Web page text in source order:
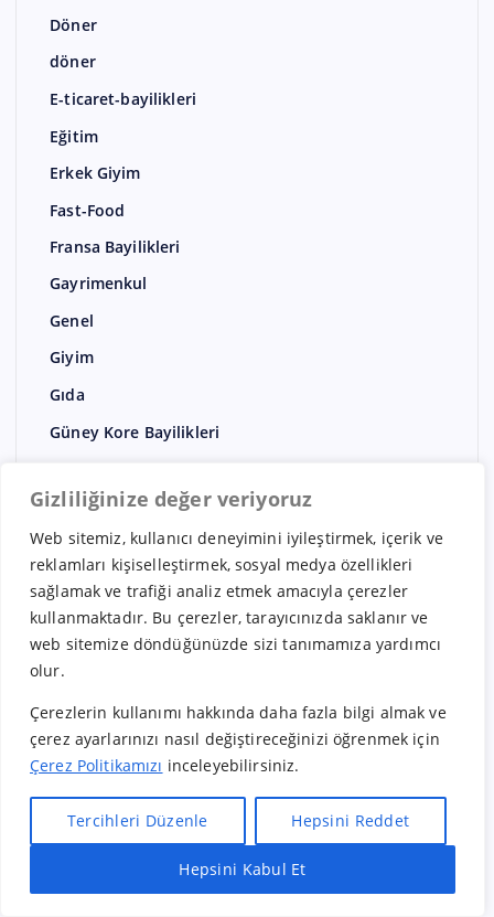
Gizliliğinize değer veriyoruz
Web sitemiz, kullanıcı deneyimini iyileştirmek, içerik ve
reklamları kişiselleştirmek, sosyal medya özellikleri
sağlamak ve trafiği analiz etmek amacıyla çerezler
kullanmaktadır. Bu çerezler, tarayıcınızda saklanır ve
web sitemize döndüğünüzde sizi tanımamıza yardımcı
olur.
Çerezlerin kullanımı hakkında daha fazla bilgi almak ve
çerez ayarlarınızı nasıl değiştireceğinizi öğrenmek için
Çerez Politikamızı inceleyebilirsiniz.
Tercihleri Düzenle Hepsini Reddet
Hepsini Kabul Et
Döner
döner
E-ticaret-bayilikleri
Eğitim
Erkek Giyim
Fast-Food
Fransa Bayilikleri
Gayrimenkul
Genel
Giyim
Gıda
Güney Kore Bayilikleri
Hindistan Bayilikleri
Hizmet
Hollanda Bayilikleri
İngiltere bayilikleri
İspanya Bayilikleri
İsviçre Bayilikleri
İtalya Bayilikleri
Japonya Bayilikleri
Kadın Giyim
Kanada Bayilikleri
Hızlı Bayilik Al